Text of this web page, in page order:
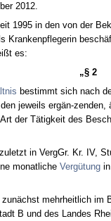
2012.
1995 in den von der
Kran­ken­pfle­ge­rin
es:
„§ 2
be­stimmt sich nach
je­weils ergän-zen­den,
der Tätig­keit des
in VergGr. Kr. IV,
mo­nat­li­che Vergütungin
zunächst mehr­heit­lich im
B und des Lan­des